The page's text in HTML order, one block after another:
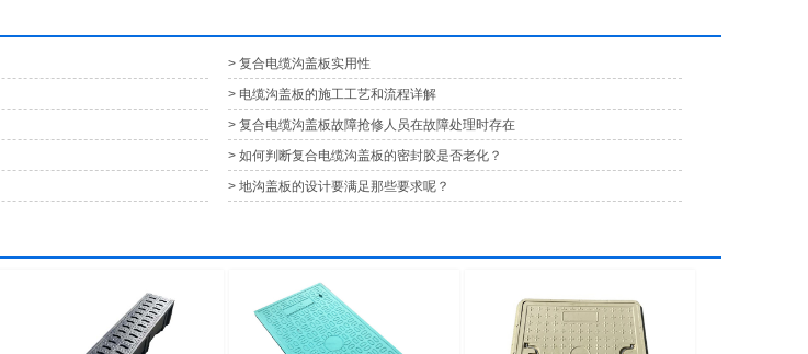
> 复合电缆沟盖板实用性
> 电缆沟盖板的施工工艺和流程详解
> 复合电缆沟盖板故障抢修人员在故障处理时存在
> 如何判断复合电缆沟盖板的密封胶是否老化？
> 地沟盖板的设计要满足那些要求呢？